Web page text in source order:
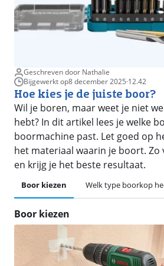
Geschreven door Nathalie
Bijgewerkt op8 december 2025·12.42
Hoe kies je de juiste boor?
Wil je boren, maar weet je niet
hebt? In dit artikel lees je welke
boormachine past. Let goed op
het materiaal waarin je boort. Zo
en krijg je het beste resultaat.
Boor kiezen Welk type boorkop
Boor kiezen